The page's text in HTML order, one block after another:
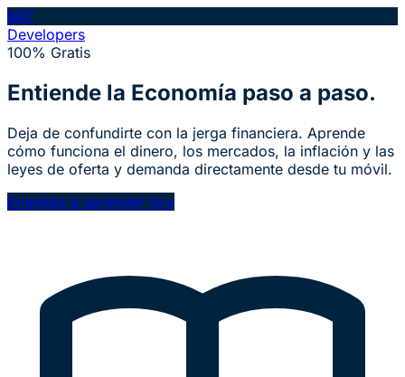
RRT
Developers
100% Gratis
Entiende la Economía paso a paso.
Deja de confundirte con la jerga financiera. Aprende
cómo funciona el dinero, los mercados, la inflación y las
leyes de oferta y demanda directamente desde tu móvil.
Empieza a aprender hoy